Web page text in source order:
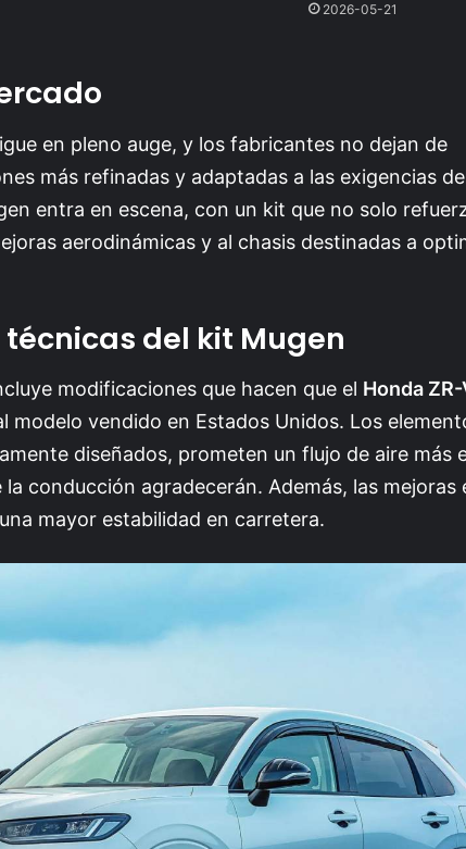
2026-05-21
en pleno auge, y los fabricantes no dejan de
más refinadas y adaptadas a las exigencias
entra en escena, con un kit que no solo
aerodinámicas y al chasis destinadas a
del kit Mugen
modificaciones que hacen que el Honda
modelo vendido en Estados Unidos. Los
diseñados, prometen un flujo de aire más
conducción agradecerán. Además, las mejoras
mayor estabilidad en carretera.